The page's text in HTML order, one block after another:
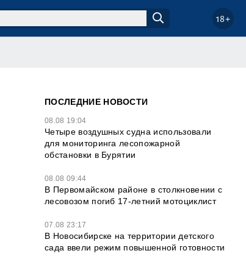
18+
ПОСЛЕДНИЕ НОВОСТИ
08.08 19:04
Четыре воздушных судна использовали
для мониторинга лесопожарной
обстановки в Бурятии
08.08 09:44
В Первомайском районе в столкновении с
лесовозом погиб 17-летний мотоциклист
07.08 23:17
В Новосибирске на территории детского
сада ввели режим повышенной готовности